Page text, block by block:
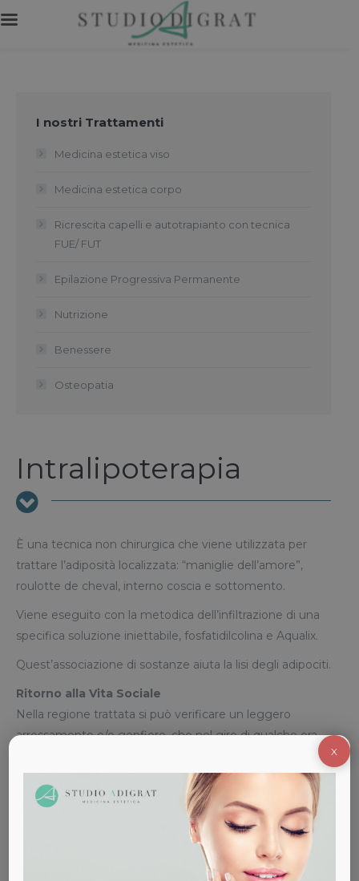
I nostri Trattamenti
Medicina estetica viso
Medicina estetica corpo
Ricrescita capelli e autotrapianto con tecnica
FUE/ FUT
Epilazione Progressiva Permanente
Nutrizione
Benessere
Osteopatia
Intralipoterapia
È una tecnica non chirurgica che viene utilizzata per
trattare l’adiposità localizzata: “maniglie dell’amore”,
roulotte de cheval, interno coscia e sottomento.
Viene eseguito con la metodica dell’infiltrazione di una
specifica soluzione iniettabile, fosfatidilcolina e Aqualix.
Quest’associazione di sostanze aiuta la lisi degli adipociti.
Ritorno alla Vita Sociale
Nella regione trattata si può verificare un leggero
arrossamento e/o gonfiore, che nel giro di qualche ora
Costo:
Sei interessato ai nostri servizi di
X